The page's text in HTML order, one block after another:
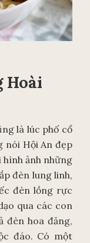
là lúc phố cổ
nói Hội An đẹp
hình ảnh những
đèn lung linh,
đèn lồng rực
qua các con
đèn hoa đăng,
đáo. Có một